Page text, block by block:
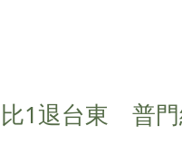
1退台東 普